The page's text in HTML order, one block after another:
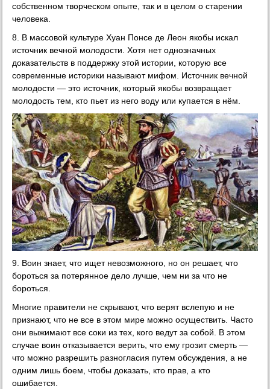
собственном творческом опыте, так и в целом о старении
человека.
8. В массовой культуре Хуан Понсе де Леон якобы искал
источник вечной молодости. Хотя нет однозначных
доказательств в поддержку этой истории, которую все
современные историки называют мифом. Источник вечной
молодости — это источник, который якобы возвращает
молодость тем, кто пьет из него воду или купается в нём.
9. Воин знает, что ищет невозможного, но он решает, что
бороться за потерянное дело лучше, чем ни за что не
бороться.
Многие правители не скрывают, что верят вслепую и не
признают, что не все в этом мире можно осуществить. Часто
они выжимают все соки из тех, кого ведут за собой. В этом
случае воин отказывается верить, что ему грозит смерть —
что можно разрешить разногласия путем обсуждения, а не
одним лишь боем, чтобы доказать, кто прав, а кто
ошибается.